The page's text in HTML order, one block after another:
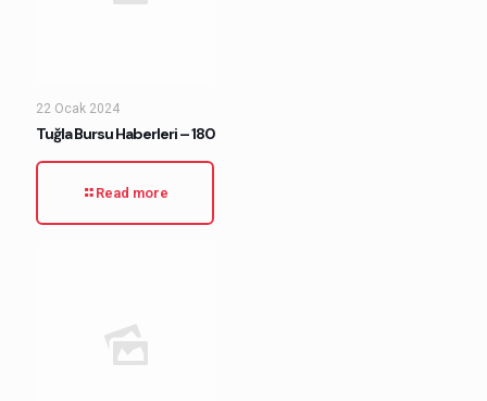
22 Ocak 2024
Tuğla Bursu Haberleri – 180
Read more